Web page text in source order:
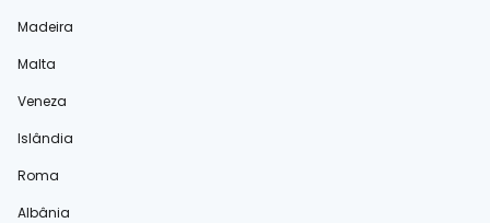
Madeira
Malta
Veneza
Islândia
Roma
Albânia